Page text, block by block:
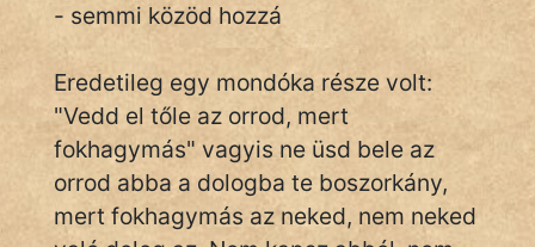
IRODALOM
SZÓLÁS
KÖZMONDÁS
- semmi közöd hozzá
Eredetileg egy mondóka része volt:
"Vedd el tőle az orrod, mert
fokhagymás" vagyis ne üsd bele az
orrod abba a dologba te boszorkány,
mert fokhagymás az neked, nem neked